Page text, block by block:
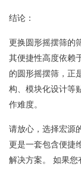
结论：
更换圆形摇摆筛的
其便捷性高度依赖
的圆形摇摆筛，正
构、模块化设计等
作难度。
请放心，选择宏源
更是一套包含便捷
解决方案。 如果您